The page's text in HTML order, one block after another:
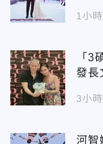
1小
「3
發長
3小
河智